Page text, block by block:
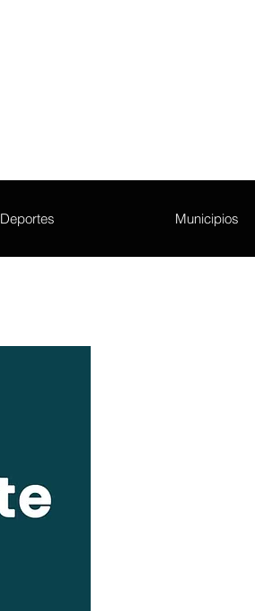
Deportes Municipios